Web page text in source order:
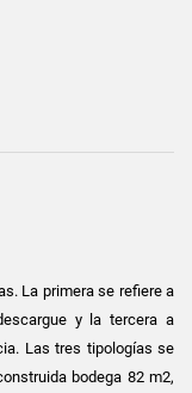
La primera se refiere a
y la tercera a
Las tres tipologías se
bodega 82 m2,